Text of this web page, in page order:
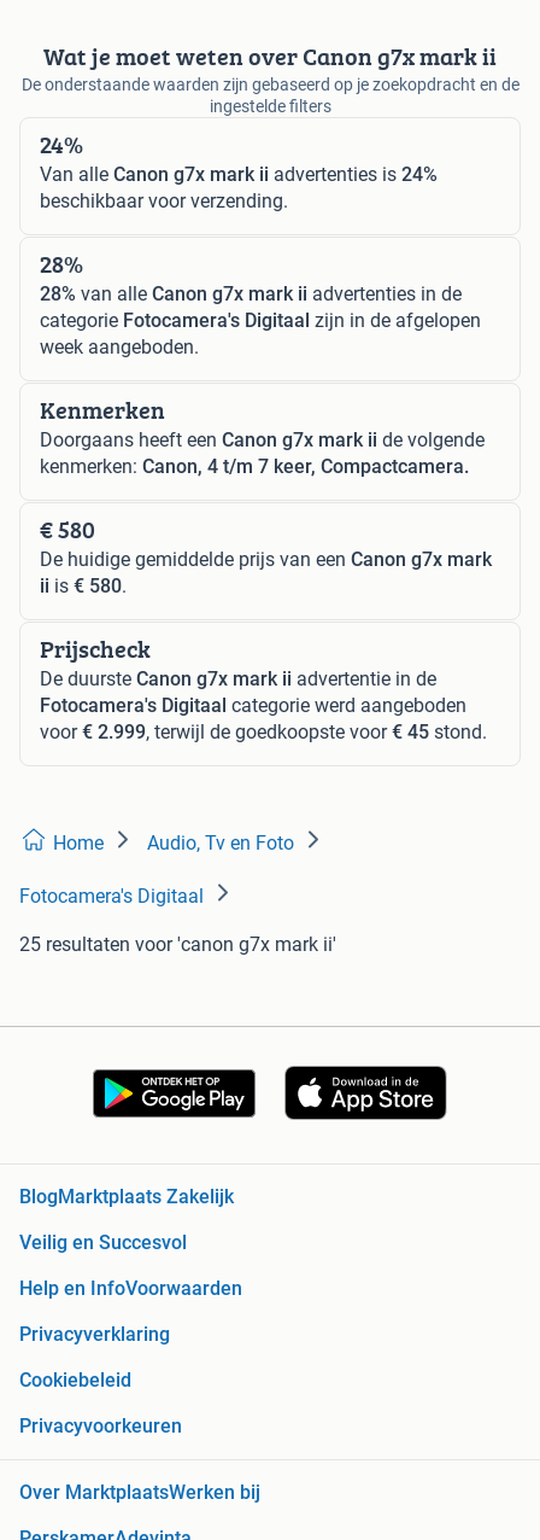
Wat je moet weten over Canon g7x mark ii
De onderstaande waarden zijn gebaseerd op je zoekopdracht en de
ingestelde filters
24%
Van alle Canon g7x mark ii advertenties is 24%
beschikbaar voor verzending.
28%
28% van alle Canon g7x mark ii advertenties in de
categorie Fotocamera's Digitaal zijn in de afgelopen
week aangeboden.
Kenmerken
Doorgaans heeft een Canon g7x mark ii de volgende
kenmerken: Canon, 4 t/m 7 keer, Compactcamera.
€ 580
De huidige gemiddelde prijs van een Canon g7x mark
ii is € 580.
Prijscheck
De duurste Canon g7x mark ii advertentie in de
Fotocamera's Digitaal categorie werd aangeboden
voor€ 2.999, terwijl de goedkoopste voor€ 45 stond.
Home Audio, Tv en Foto
Fotocamera's Digitaal
25 resultaten voor 'canon g7x mark ii'
BlogMarktplaats Zakelijk
Veilig en Succesvol
Help en InfoVoorwaarden
Privacyverklaring
Cookiebeleid
Privacyvoorkeuren
Over MarktplaatsWerken bij